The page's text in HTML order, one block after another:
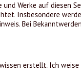
Werke auf diesen
Insbesondere
Bei
erstellt. Ich